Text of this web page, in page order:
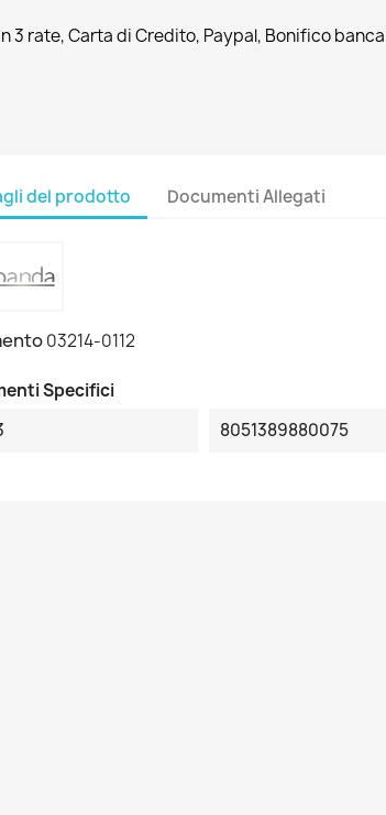
3 rate, Carta di Credito, Paypal, Bonifico
del prodotto Documenti Allegati
03214-0112
Specifici
8051389880075